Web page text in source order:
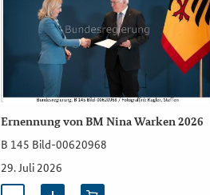
Ernennung von BM Nina Warken 2026
B 145 Bild-00620968
29. Juli 2026